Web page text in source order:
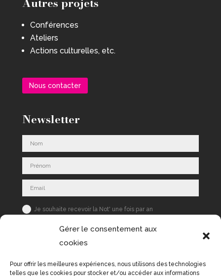
Gérer le consentement aux
cookies
Pour offrir les meilleures expériences, nous utilisons des technologies
telles que les cookies pour stocker et/ou accéder aux informations
Conférences
Ateliers
Actions culturelles, etc.
Nous contacter
Newsletter
Je souhaite recevoir la Not' une fois par an